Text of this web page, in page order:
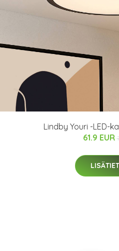
Lindby Youri -LED-
61.9 EUR